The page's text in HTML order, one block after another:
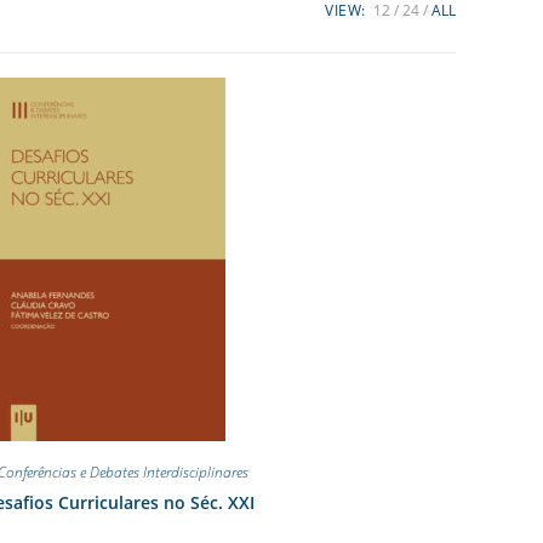
VIEW: 12 24 ALL
e Debates Interdisciplinares
Curriculares no Séc. XXI